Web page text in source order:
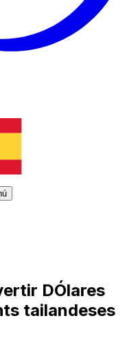
DÓlares
tailandeses